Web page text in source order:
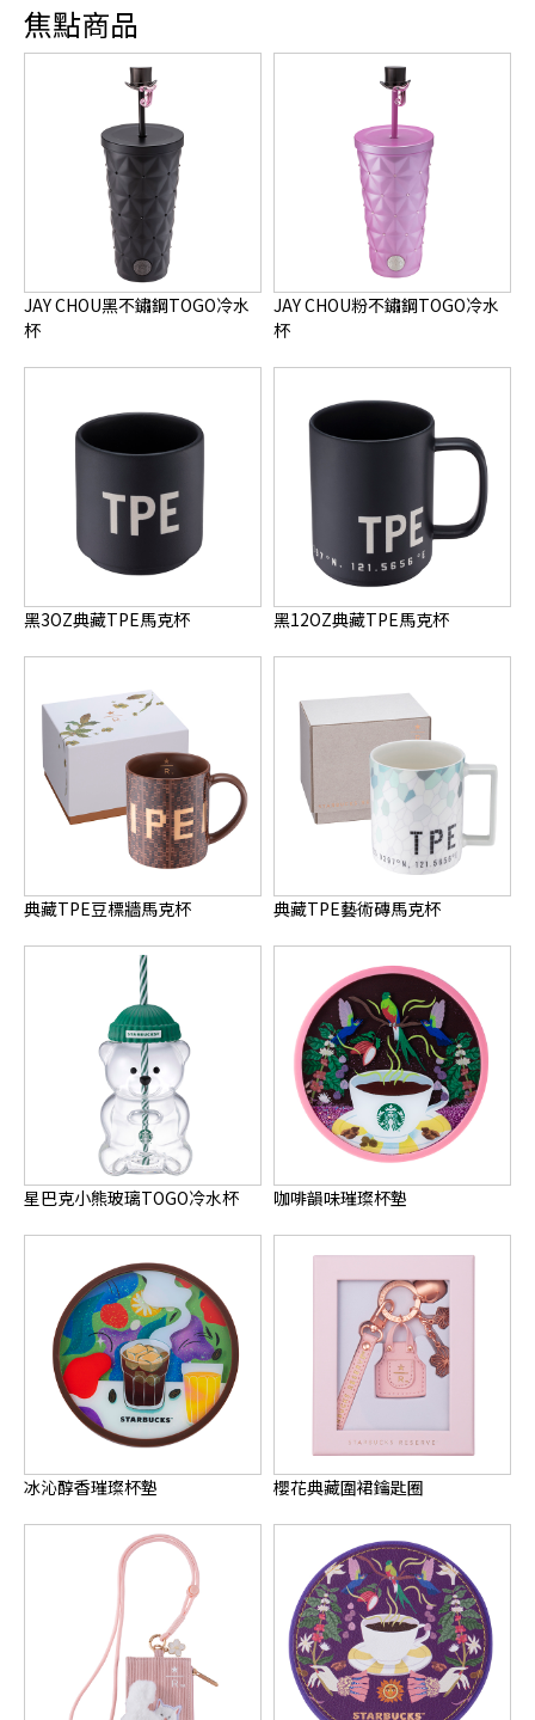
焦點商品
JAY CHOU黑不鏽鋼TOGO冷水
杯
JAY CHOU粉不鏽鋼TOGO冷水
杯
黑3OZ典藏TPE馬克杯 黑12OZ典藏TPE馬克杯
典藏TPE豆標牆馬克杯 典藏TPE藝術磚馬克杯
星巴克小熊玻璃TOGO冷水杯 咖啡韻味璀璨杯墊
冰沁醇香璀璨杯墊 櫻花典藏圍裙鑰匙圈